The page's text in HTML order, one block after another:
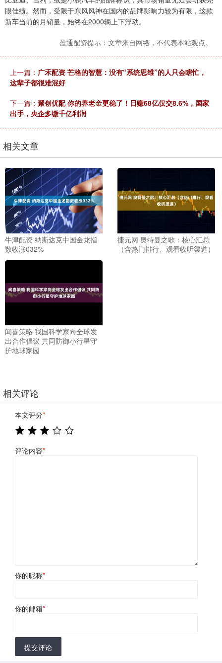
眼佳绩。然而，受限于东风风神在国内的品牌影响力较为有限，这款
新车当前的月销量，始终在2000辆上下浮动。
盈通配资提示：文章来自网络，不代表本站观点。
上一篇： 广禾配资 芒格的智慧：没有“系统思维”的人只会瞎忙，
这辈子都很难混好
下一篇： 聚创优配 你的养老金更稳了！日赚68亿仅交8.6%，国家
出手，央企多缴千亿利润
相关文章
牛津配资 纳斯达克中国金龙指
数收涨032%
捷元网 奥特曼之歌：核心汇总
（含热门排行、观看收听渠道）
闻喜策略 我国科学家向全球发
出合作倡议 共同防御小行星守
护地球家园
相关评论
本文评分*
评论内容*
你的昵称*
你的邮箱*
提交评论